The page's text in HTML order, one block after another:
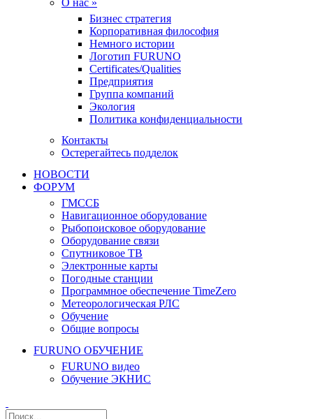
Бизнес стратегия
Корпоративная философия
Немного истории
Логотип FURUNO
Certificates/Qualities
Предприятия
Группа компаний
Экология
Политика конфиденциальности
Контакты
Остерегайтесь подделок
НОВОСТИ
ФОРУМ
ГМССБ
Навигационное оборудование
Рыбопоисковое оборудование
Оборудование связи
Спутниковое ТВ
Электронные карты
Погодные станции
Программное обеспечение TimeZero
Метеорологическая РЛС
Обучение
Общие вопросы
FURUNO ОБУЧЕНИЕ
FURUNO видео
Обучение ЭКНИС